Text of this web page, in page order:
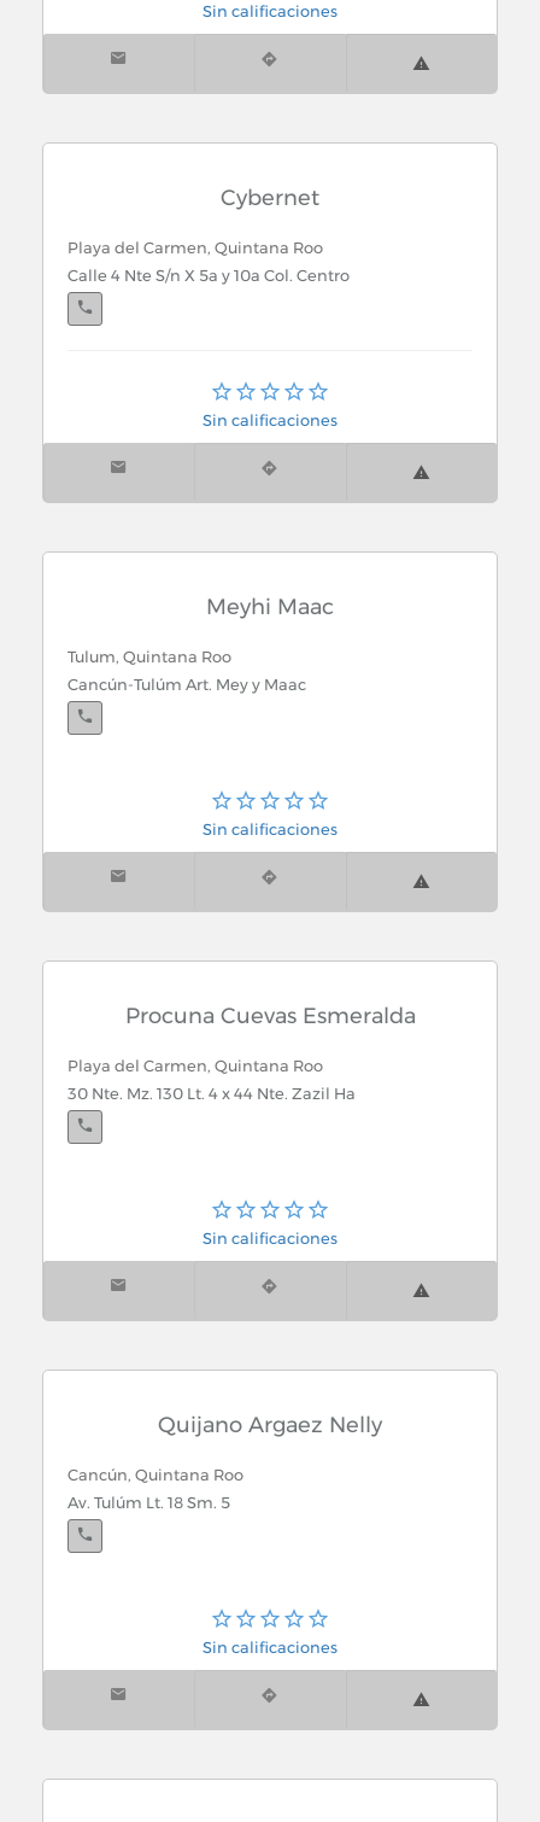
Sin calificaciones
Cybernet
Playa del Carmen, Quintana Roo
Calle 4 Nte S/n X 5a y 10a Col. Centro
Playa del Carmen, Quintana Roo
5a Plaza Rincon del Sol Local 2-B x 8 Nte.
Calle 4 Nte X 5a y 10a Av.
Sin calificaciones
Meyhi Maac
Tulum, Quintana Roo
Cancún-Tulúm Art. Mey y Maac
Sin calificaciones
Procuna Cuevas Esmeralda
Playa del Carmen, Quintana Roo
30 Nte. Mz. 130 Lt. 4 x 44 Nte. Zazil Ha
Sin calificaciones
Quijano Argaez Nelly
Cancún, Quintana Roo
Av. Tulúm Lt. 18 Sm. 5
Sin calificaciones